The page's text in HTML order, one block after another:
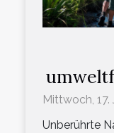
in
Mittwoch, 17.
Unberührte